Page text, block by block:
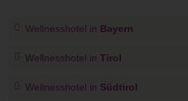
Wellnesshotel in Bayern
Wellnesshotel in Tirol
Wellnesshotel in Südtirol